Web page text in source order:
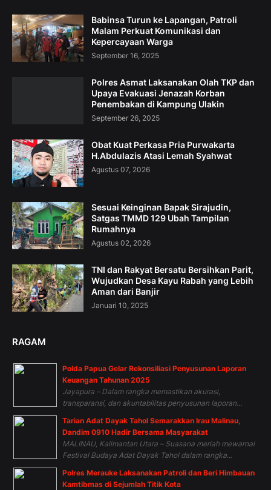
Babinsa Turun ke Lapangan, Patroli
Malam Perkuat Komunikasi dan
Kepercayaan Warga
September 16, 2025
Polres Asmat Laksanakan Olah TKP dan
Upaya Evakuasi Jenazah Korban
Penembakan di Kampung Ulakin
September 26, 2025
Obat Kuat Perkasa Pria Purwakarta
H.Abdulazis Atasi Lemah Syahwat
Agustus 07, 2026
Sesuai Keinginan Bapak Sirajudin,
Satgas TMMD 129 Ubah Tampilan
Rumahnya
Agustus 02, 2026
TNI dan Rakyat Bersatu Bersihkan Parit,
Wujudkan Desa Kayu Rabah yang Lebih
Aman dari Banjir
Januari 10, 2025
RAGAM
Polda Papua Gelar Rekonsiliasi Penyusunan Laporan
Keuangan Tahunan 2025
Jayapura – Dalam rangka memastikan akurasi,
transparansi, dan akuntabilitas penyusunan laporan...
Tarian Adat Dayak Tahol Semarakkan Irau Malinau,
Dandim 0910 Hadir Bersama Masyarakat
MALINAU, Kalimantan Utara – Suasana meriah mewarnai
Festival Budaya Adat Dayak Tahol dalam rangka...
Polres Merauke Laksanakan Patroli dan Beri Himbauan
Kamtibmas di Sejumlah Titik Kota